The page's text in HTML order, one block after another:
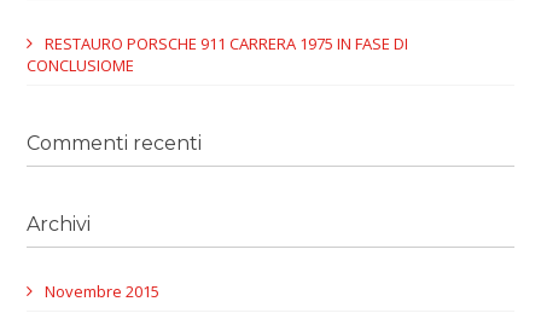
RESTAURO PORSCHE 911 CARRERA 1975 IN FASE DI
CONCLUSIOME
Commenti recenti
Archivi
Novembre 2015